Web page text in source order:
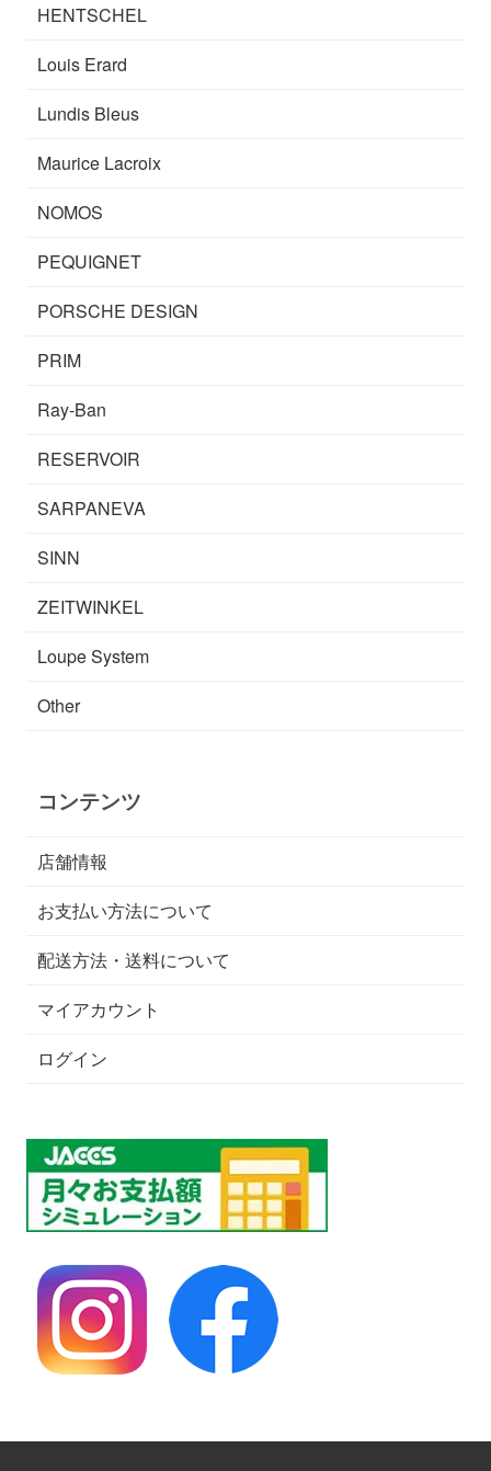
HENTSCHEL
Louis Erard
Lundis Bleus
Maurice Lacroix
NOMOS
PEQUIGNET
PORSCHE DESIGN
PRIM
Ray-Ban
RESERVOIR
SARPANEVA
SINN
ZEITWINKEL
Loupe System
Other
コンテンツ
店舗情報
お支払い方法について
配送方法・送料について
マイアカウント
ログイン